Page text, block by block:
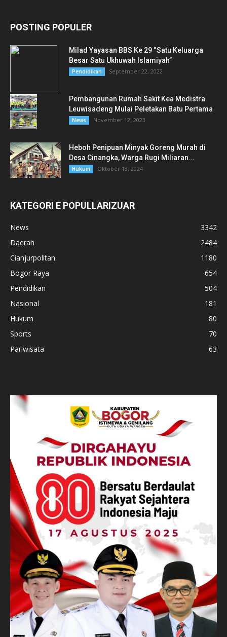
POSTING POPULER
Milad Yayasan BBS Ke 29 “Satu Keluarga
Besar Satu Ukhuwah Islamiyah”
Pendidikan September 22, 2022
Pembangunan Rumah Sakit Kea Medistra
Leuwisadeng Mulai Peletakan Batu Pertama
News November 12, 2023
Heboh Penipuan Minyak Goreng Murah di
Desa Cinangka, Warga Rugi Miliaran...
Hukum Oktober 18, 2024
KATEGORI E POPULLARIZUAR
News
3342
Daerah
2484
Cianjurpolitan
1180
Bogor Raya
654
Pendidikan
504
Nasional
181
Hukum
80
Sports
70
Pariwisata
63